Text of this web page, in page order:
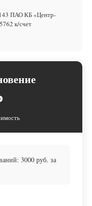
ПАО КБ «Центр-
к/счет
3000 руб. за